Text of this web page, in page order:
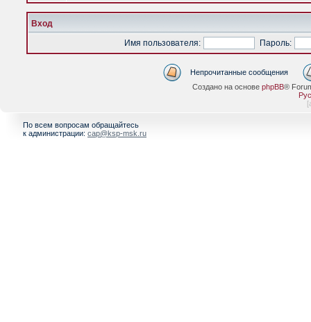
Вход
Имя пользователя:
Пароль:
Непрочитанные сообщения
Создано на основе phpBB®
[
По всем вопросам обращайтесь
к администрации: cap@ksp-msk.ru